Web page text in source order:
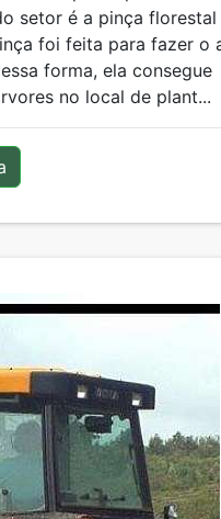
setor é a pinça florestal
foi feita para fazer o
forma, ela consegue
no local de plant...